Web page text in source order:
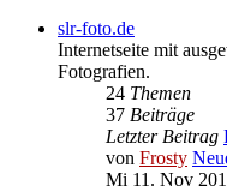
slr-foto.de
Internetseite mit
Fotografien.
24 Themen
37 Beiträge
Letzter Beitrag
von Frosty
Mi 11. Nov